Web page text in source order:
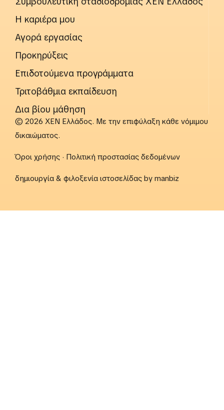
Η καριέρα μου
Αγορά εργασίας
Προκηρύξεις
Επιδοτούμενα προγράμματα
Τριτοβάθμια εκπαίδευση
Δια βίου μάθηση
© 2026 ΧΕΝ Ελλάδος. Με την επιφύλαξη κάθε νόμιμου
δικαιώματος.
Όροι χρήσης · Πολιτική προστασίας δεδομένων
δημιουργία & φιλοξενία ιστοσελίδας by manbiz